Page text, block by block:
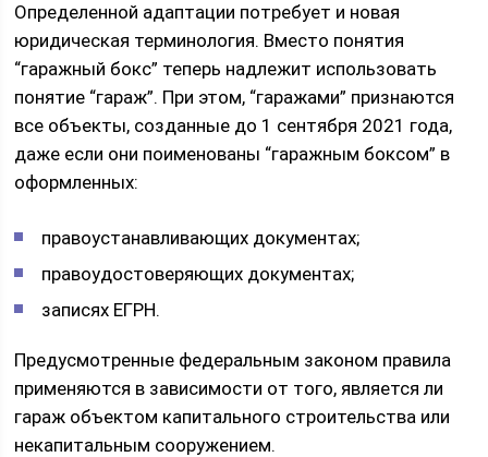
Определенной адаптации потребует и новая
юридическая терминология. Вместо понятия
“гаражный бокс” теперь надлежит использовать
понятие “гараж”. При этом, “гаражами” признаются
все объекты, созданные до 1 сентября 2021 года,
даже если они поименованы “гаражным боксом” в
оформленных:
правоустанавливающих документах;
правоудостоверяющих документах;
записях ЕГРН.
Предусмотренные федеральным законом правила
применяются в зависимости от того, является ли
гараж объектом капитального строительства или
некапитальным сооружением.